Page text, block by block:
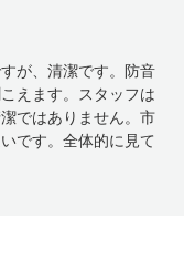
が、清潔です。防音
えます。スタッフは
ではありません。市
です。全体的に見て